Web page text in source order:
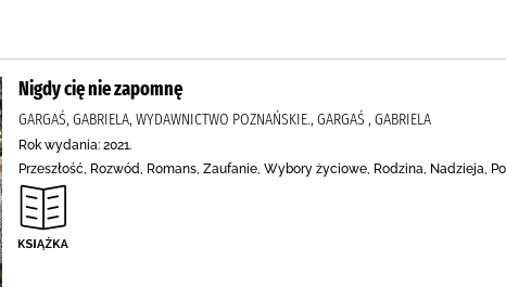
Nigdy cię nie zapomnę
GARGAŚ, GABRIELA, WYDAWNICTWO POZNAŃSKIE., GARGAŚ , GABRIELA
Rok wydania: 2021.
Przeszłość, Rozwód, Romans, Zaufanie, Wybory życiowe, Rodzina, Nadzieja,